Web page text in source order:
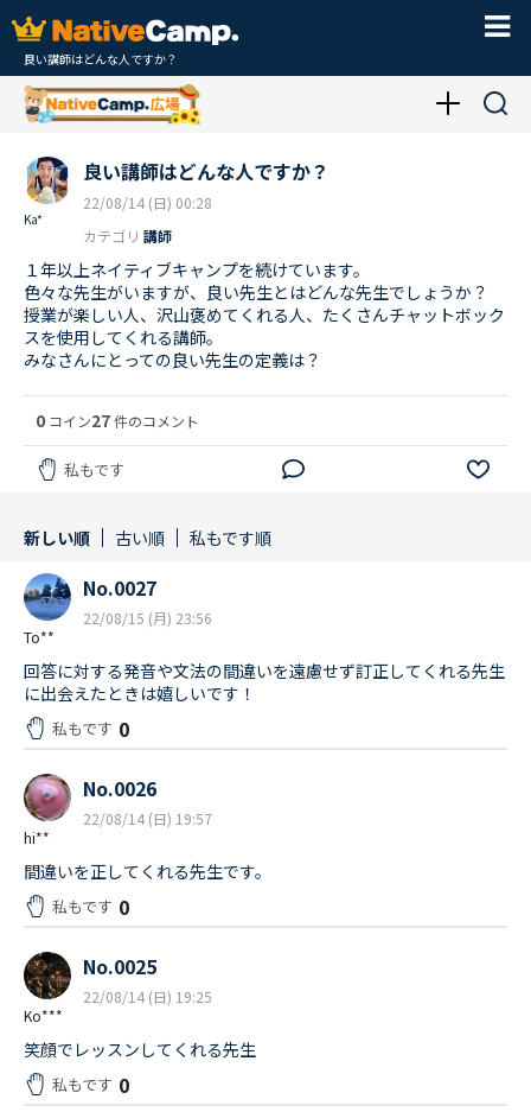
良い講師はどんな人ですか？
Ka*
良い講師はどんな人ですか？
22/08/14 (日) 00:28
カテゴリ 講師
１年以上ネイティブキャンプを続けています。
色々な先生がいますが、良い先生とはどんな先生でしょうか？
授業が楽しい人、沢山褒めてくれる人、たくさんチャットボック
スを使用してくれる講師。
みなさんにとっての良い先生の定義は？
0 コイン27件のコメント
私もです
新しい順 古い順 私もです順
To**
No.0027
22/08/15 (月) 23:56
回答に対する発音や文法の間違いを遠慮せず訂正してくれる先生
に出会えたときは嬉しいです！
私もです 0
hi**
No.0026
22/08/14 (日) 19:57
間違いを正してくれる先生です。
私もです 0
Ko***
No.0025
22/08/14 (日) 19:25
笑顔でレッスンしてくれる先生
私もです 0